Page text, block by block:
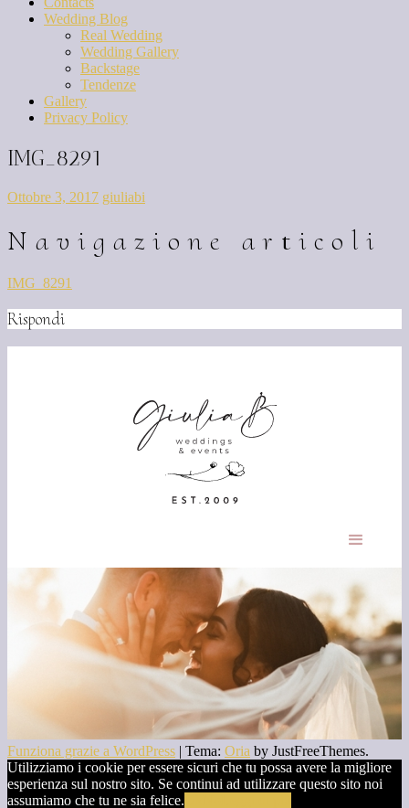
Wedding Blog
Real Wedding
Wedding Gallery
Backstage
Tendenze
Gallery
Privacy Policy
IMG_8291
Ottobre 3, 2017 giuliabi
Navigazione articoli
IMG_8291
Rispondi
Funziona grazie a WordPress | Tema: Oria by JustFreeThemes.
Utilizziamo i cookie per essere sicuri che tu possa avere la migliore
esperienza sul nostro sito. Se continui ad utilizzare questo sito noi
assumiamo che tu ne sia felice.